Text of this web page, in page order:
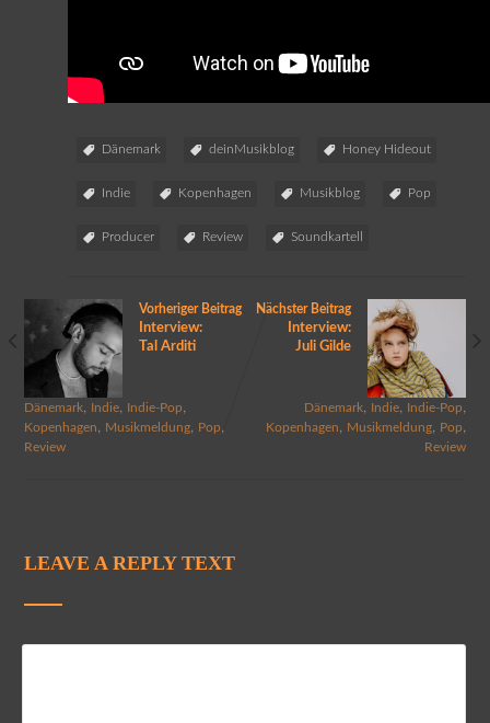
Dänemark deinMusikblog Honey Hideout
Indie Kopenhagen Musikblog Pop
Producer Review Soundkartell
Vorheriger Beitrag
Interview:
Tal Arditi
Dänemark, Indie, Indie-Pop,
Kopenhagen, Musikmeldung, Pop,
Review
Nächster Beitrag
Interview:
Juli Gilde
Dänemark, Indie, Indie-Pop,
Kopenhagen, Musikmeldung, Pop,
Review
LEAVE A REPLY TEXT